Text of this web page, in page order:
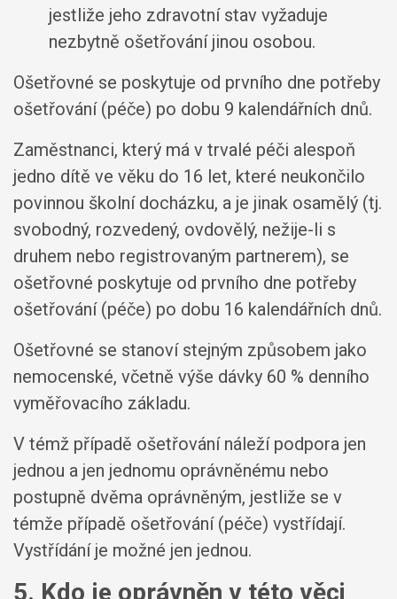
jestliže jeho zdravotní stav vyžaduje
nezbytně ošetřování jinou osobou.
Ošetřovné se poskytuje od prvního dne potřeby
ošetřování (péče) po dobu 9 kalendářních dnů.
Zaměstnanci, který má v trvalé péči alespoň
jedno dítě ve věku do 16 let, které neukončilo
povinnou školní docházku, a je jinak osamělý (tj.
svobodný, rozvedený, ovdovělý, nežije-li s
druhem nebo registrovaným partnerem), se
ošetřovné poskytuje od prvního dne potřeby
ošetřování (péče) po dobu 16 kalendářních dnů.
Ošetřovné se stanoví stejným způsobem jako
nemocenské, včetně výše dávky 60 % denního
vyměřovacího základu.
V témž případě ošetřování náleží podpora jen
jednou a jen jednomu oprávněnému nebo
postupně dvěma oprávněným, jestliže se v
témže případě ošetřování (péče) vystřídají.
Vystřídání je možné jen jednou.
5. Kdo je oprávněn v této věci